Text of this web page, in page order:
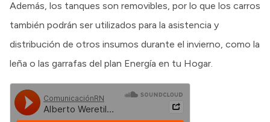
Además, los tanques son removibles, por lo que los carros
también podrán ser utilizados para la asistencia y
distribución de otros insumos durante el invierno, como la
leña o las garrafas del plan Energía en tu Hogar.